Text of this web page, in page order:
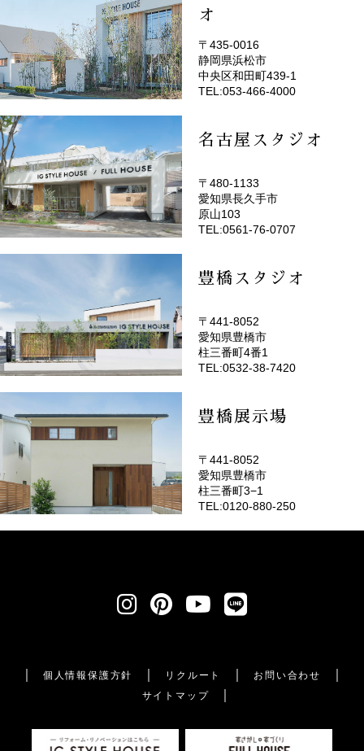
オ
(EMOTOP浜松)
〒435-0016
静岡県浜松市
中央区和田町439-1
TEL:053-466-4000
名古屋スタジオ
(EMOTOP名古屋)
〒480-1133
愛知県長久手市
原山103
TEL:0561-76-0707
豊橋スタジオ
(EMOTOP豊橋)
〒441-8052
愛知県豊橋市
柱三番町4番1
TEL:0532-38-7420
豊橋展示場
〒441-8052
愛知県豊橋市
柱三番町3−1
TEL:0120-880-250
個人情報保護方針 リクルート
お問い合わせ
サイトマップ